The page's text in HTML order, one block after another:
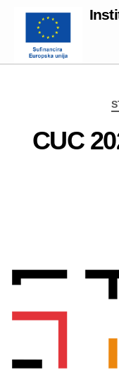
CUC